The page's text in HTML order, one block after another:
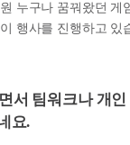
누구나 꿈꿔왔던 게
행사를 진행하고 있
서 팀워크나 개인
요.